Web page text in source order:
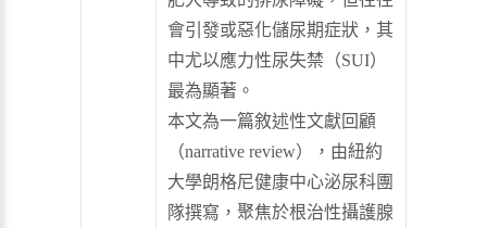
會引發或惡化儲尿期症狀，其
中尤以應力性尿失禁（SUI）
最為顯著。
本文為一篇敘述性文獻回顧
（narrative review），由紐約
大學朗格尼健康中心泌尿科團
隊撰寫，聚焦於根治性攝護腺